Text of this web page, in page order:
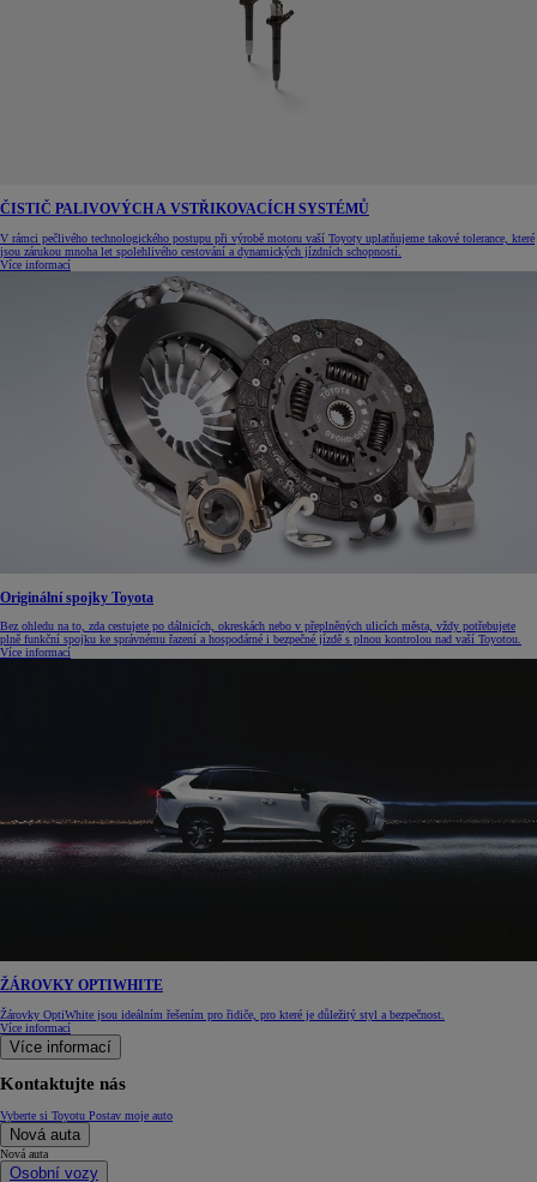
ČISTIČ PALIVOVÝCH A VSTŘIKOVACÍCH SYSTÉMŮ
V rámci pečlivého technologického postupu při výrobě motoru vaší Toyoty uplatňujeme takové tolerance, které
jsou zárukou mnoha let spolehlivého cestování a dynamických jízdních schopností.
Více informací
Originální spojky Toyota
Bez ohledu na to, zda cestujete po dálnicích, okreskách nebo v přeplněných ulicích města, vždy potřebujete
plně funkční spojku ke správnému řazení a hospodárné i bezpečné jízdě s plnou kontrolou nad vaší Toyotou.
Více informací
ŽÁROVKY OPTIWHITE
Žárovky OptiWhite jsou ideálním řešením pro řidiče, pro které je důležitý styl a bezpečnost.
Více informací
Více informací
Kontaktujte nás
Vyberte si Toyotu Postav moje auto
Nová auta
Nová auta
Osobní vozy